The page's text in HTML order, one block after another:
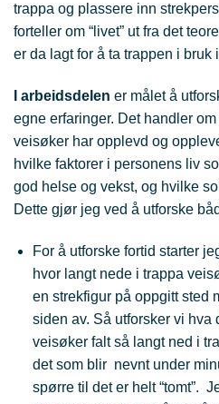
trappa og plassere inn
forteller om “livet” ut fra det
er da lagt for å ta trappen i bruk
I arbeidsdelen er målet å
egne erfaringer. Det handler
veisøker har opplevd og
hvilke faktorer i personens liv
god helse og vekst, og hvilke
Dette gjør jeg ved å utforske
For å utforske fortid starter
hvor langt nede i trappa
en strekfigur på oppgitt sted
siden av. Så utforsker vi hva
veisøker falt så langt ned i
det som blir nevnt under
spørre til det er helt “tomt”.